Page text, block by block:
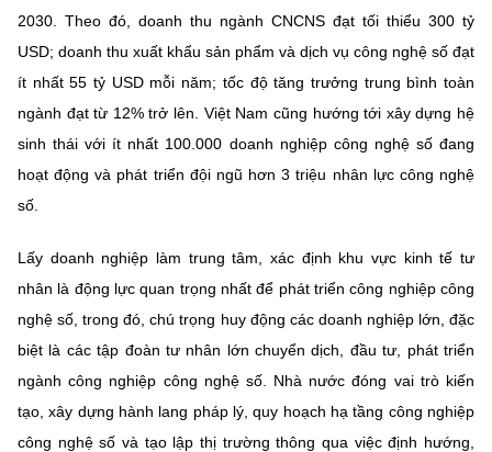
Điều khoản sử dụng Theo dõi MST: Góp ý
Cơ quan chủ quản: Bộ Khoa học và Công nghệ (MST)
Chịu trách nhiệm nội dung: Nguyễn Thị Hải Hằng
Giám đốc Trung tâm Truyền thông Khoa học và Công nghệ.
Địa chỉ: Ban Biên tập Cổng TTĐT - 18 Nguyễn Du, TP. Hà Nội
Điện thoại: 024 3936 9506
©2026 Bản quyền thuộc Bộ Khoa Học và Công Nghệ
(Ghi rõ nguồn "https://mst.gov.vn" khi phát hành lại thông tin từ
2030. Theo đó, doanh thu ngành CNCNS đạt tối thiểu 300 tỷ
USD; doanh thu xuất khẩu sản phẩm và dịch vụ công nghệ số đạt
ít nhất 55 tỷ USD mỗi năm; tốc độ tăng trưởng trung bình toàn
ngành đạt từ 12% trở lên. Việt Nam cũng hướng tới xây dựng hệ
sinh thái với ít nhất 100.000 doanh nghiệp công nghệ số đang
hoạt động và phát triển đội ngũ hơn 3 triệu nhân lực công nghệ
số.
Lấy doanh nghiệp làm trung tâm, xác định khu vực kinh tế tư
nhân là động lực quan trọng nhất để phát triển công nghiệp công
nghệ số, trong đó, chú trọng huy động các doanh nghiệp lớn, đặc
biệt là các tập đoàn tư nhân lớn chuyển dịch, đầu tư, phát triển
ngành công nghiệp công nghệ số. Nhà nước đóng vai trò kiến
tạo, xây dựng hành lang pháp lý, quy hoạch hạ tầng công nghiệp
công nghệ số và tạo lập thị trường thông qua việc định hướng,